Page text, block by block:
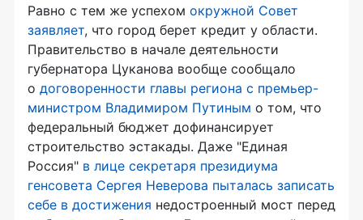
Равно с тем же успехом окружной Совет
заявляет, что город берет кредит у области.
Правительство в начале деятельности
губернатора Цуканова вообще сообщало
о договоренности главы региона с премьер-
министром Владимиром Путиным о том, что
федеральный бюджет дофинансирует
строительство эстакады. Даже "Единая
Россия" в лице секретаря президиума
генсовета Сергея Неверова пыталась записать
себе в достижения недостроенный мост перед